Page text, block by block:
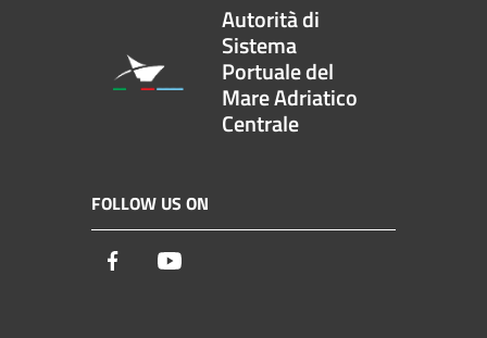
Autorità di
Sistema
Portuale del
Mare Adriatico
Centrale
FOLLOW US ON
Facebook